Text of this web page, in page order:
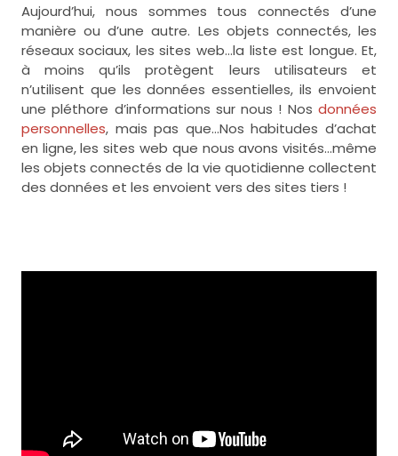
Aujourd’hui, nous sommes tous connectés d’une
manière ou d’une autre. Les objets connectés, les
réseaux sociaux, les sites web…la liste est longue. Et,
à moins qu’ils protègent leurs utilisateurs et
n’utilisent que les données essentielles, ils envoient
une pléthore d’informations sur nous ! Nosdonnées
personnelles, mais pas que…Nos habitudes d’achat
en ligne, les sites web que nous avons visités…même
les objets connectés de la vie quotidienne collectent
des données et les envoient vers des sites tiers !